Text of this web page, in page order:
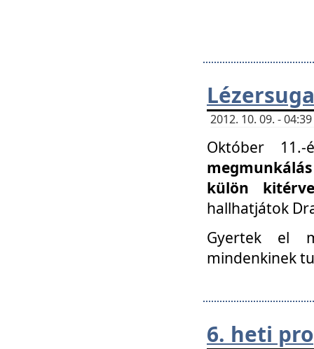
2012. 10. 09. -
Október
külön
hallhatjátok
Gyertek el
mindenkinek
6. heti